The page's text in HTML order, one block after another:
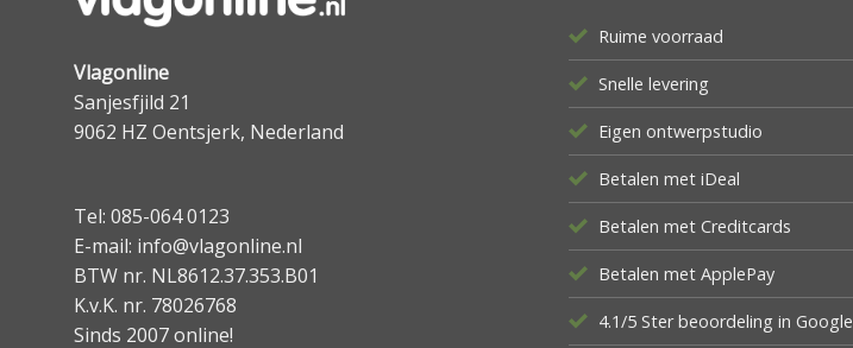
Vlagonline
Sanjesfjild 21
9062 HZ Oentsjerk, Nederland
Tel: 085-064 0123
E-mail: info@vlagonline.nl
BTW nr. NL8612.37.353.B01
K.v.K. nr. 78026768
Sinds 2007 online!
Ruime voorraad
Snelle levering
Eigen ontwerpstudio
Betalen met iDeal
Betalen met Creditcards
Betalen met ApplePay
4.1/5 Ster beoordeling in Google